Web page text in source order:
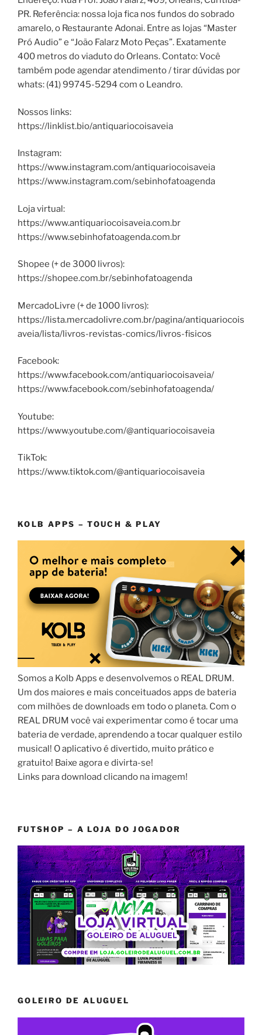
PR. Referência: nossa loja fica nos fundos do sobrado
amarelo, o Restaurante Adonai. Entre as lojas “Master
Pró Audio” e “João Falarz Moto Peças”. Exatamente
400 metros do viaduto do Orleans. Contato: Você
também pode agendar atendimento / tirar dúvidas por
whats: (41) 99745-5294 com o Leandro.
Nossos links:
https://linklist.bio/antiquariocoisaveia
Instagram:
https://www.instagram.com/antiquariocoisaveia
https://www.instagram.com/sebinhofatoagenda
Loja virtual:
https://www.antiquariocoisaveia.com.br
https://www.sebinhofatoagenda.com.br
Shopee (+ de 3000 livros):
https://shopee.com.br/sebinhofatoagenda
MercadoLivre (+ de 1000 livros):
https://lista.mercadolivre.com.br/pagina/antiquariocois
aveia/lista/livros-revistas-comics/livros-fisicos
Facebook:
https://www.facebook.com/antiquariocoisaveia/
https://www.facebook.com/sebinhofatoagenda/
Youtube:
https://www.youtube.com/@antiquariocoisaveia
TikTok:
https://www.tiktok.com/@antiquariocoisaveia
KOLB APPS – TOUCH & PLAY
Somos a Kolb Apps e desenvolvemos o REAL DRUM.
Um dos maiores e mais conceituados apps de bateria
com milhões de downloads em todo o planeta. Com o
REAL DRUM você vai experimentar como é tocar uma
bateria de verdade, aprendendo a tocar qualquer estilo
musical! O aplicativo é divertido, muito prático e
gratuito! Baixe agora e divirta-se!
Links para download clicando na imagem!
FUTSHOP – A LOJA DO JOGADOR
GOLEIRO DE ALUGUEL